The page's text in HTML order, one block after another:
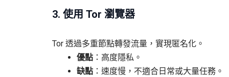
3. 使用 Tor 瀏覽器
Tor 透過多重節點轉發流量，實現匿名化。
優點 ：高度隱私。
缺點 ：速度慢，不適合日常或大量任務。